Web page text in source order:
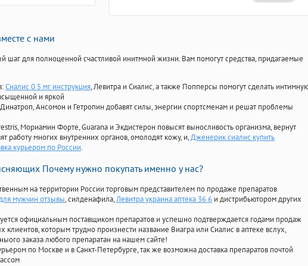
с нами
шаг для полноценной счастливой инитмной жизни. Вам помогут средства, придагаемые
Сиалис 0 5 мг инструкция, Левитра и Сиалис, а также Попперсы помогут сделать
и яркой
Ансомон и Гетропин добавят силы, энергии спортсменам и решат проблемы
Мориамин Форте, Guarana и Экдистерон повысят выносливость организма, вернут
работу многих внутренних органов, омолодят кожу, и,Дженерик сиалис купить
курьером по России.
Почему нужно покупать именно у нас?
на территории России торговым представителем по продаже препаратов
мужчин отзывы, силденафила,Левитра украина аптека 36 6 и дистрибьютором других
официальным поставщиком препаратов и успешно подтверждается годами продаж
клиентов, которым трудно произнести название Виагра или Сиалис в аптеке вслух,
заказа любого препаратан на нашем сайте!
по Москве и в Санкт-Петербурге, так же возможна доставка препаратов почтой